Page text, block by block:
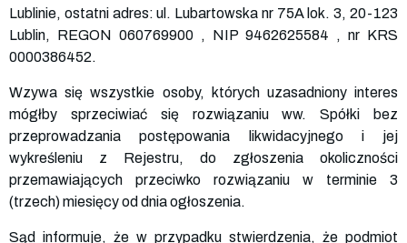
Lublinie, ostatni adres: ul. Lubartowska nr 75A lok. 3, 20-123
Lublin, REGON 060769900 , NIP 9462625584 , nr KRS
0000386452.
Wzywa się wszystkie osoby, których uzasadniony interes
mógłby sprzeciwiać się rozwiązaniu ww. Spółki bez
przeprowadzania postępowania likwidacyjnego i jej
wykreśleniu z Rejestru, do zgłoszenia okoliczności
przemawiających przeciwko rozwiązaniu w terminie 3
(trzech) miesięcy od dnia ogłoszenia.
Sąd informuje, że w przypadku stwierdzenia, że podmiot